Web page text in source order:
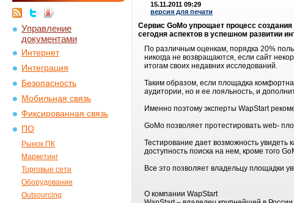
Управление
документами
Интернет
Интеграция
Безопасность
Мобильная связь
Фиксированная связь
ПО
Рынок ПК
Маркетинг
Торговые сети
Оборудование
Outsourcing
15.11.2011 09:29
версия для печати
Сервис GoMo упрощает процесс
сегодня аспектов в успешном развитии
По различным оценкам, порядка 20%
никогда не возвращаются, если сайт
итогам своих недавних исследований.
Таким образом, если площадка
аудитории, но и ее лояльность, и
Именно поэтому эксперты WapStart
GoMo позволяет протестировать web-
Тестирование дает возможность увидеть
доступность поиска на нем, кроме того
Все это позволяет владельцу площадки
О компании WapStart